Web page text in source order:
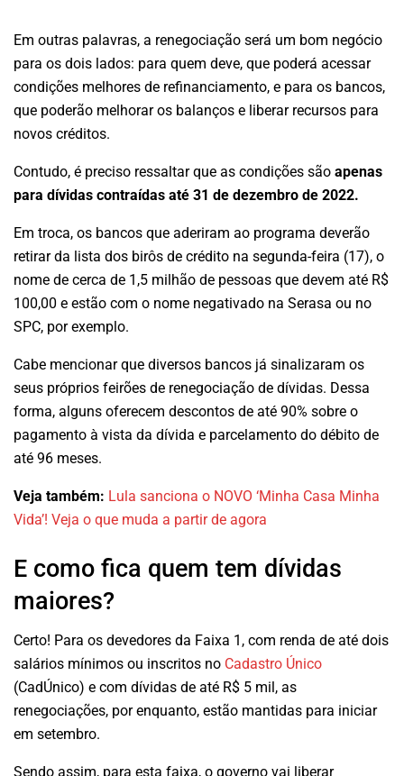
Em outras palavras, a renegociação será um bom negócio
para os dois lados: para quem deve, que poderá acessar
condições melhores de refinanciamento, e para os bancos,
que poderão melhorar os balanços e liberar recursos para
novos créditos.
Contudo, é preciso ressaltar que as condições são apenas
para dívidas contraídas até 31 de dezembro de 2022.
Em troca, os bancos que aderiram ao programa deverão
retirar da lista dos birôs de crédito na segunda-feira (17), o
nome de cerca de 1,5 milhão de pessoas que devem até R$
100,00 e estão com o nome negativado na Serasa ou no
SPC, por exemplo.
Cabe mencionar que diversos bancos já sinalizaram os
seus próprios feirões de renegociação de dívidas. Dessa
forma, alguns oferecem descontos de até 90% sobre o
pagamento à vista da dívida e parcelamento do débito de
até 96 meses.
Veja também: Lula sanciona o NOVO ‘Minha Casa Minha
Vida’! Veja o que muda a partir de agora
E como fica quem tem dívidas
maiores?
Certo! Para os devedores da Faixa 1, com renda de até dois
salários mínimos ou inscritos no Cadastro Único
(CadÚnico) e com dívidas de até R$ 5 mil, as
renegociações, por enquanto, estão mantidas para iniciar
em setembro.
Sendo assim, para esta faixa, o governo vai liberar